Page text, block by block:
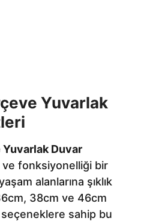
Yuvarlak
Duvar
fonksiyonelliği bir
alanlarına şıklık
38cm ve 46cm
seçeneklere sahip bu